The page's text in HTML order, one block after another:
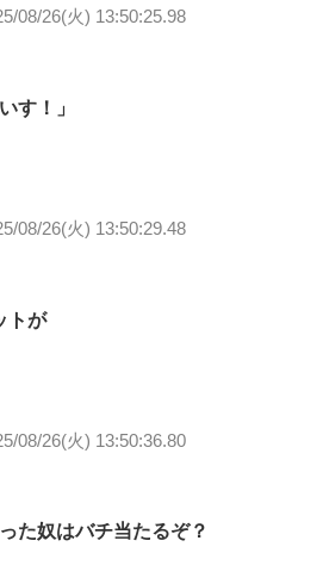
08/26(火) 13:50:25.98
す！」
08/26(火) 13:50:29.48
トが
08/26(火) 13:50:36.80
た奴はバチ当たるぞ？